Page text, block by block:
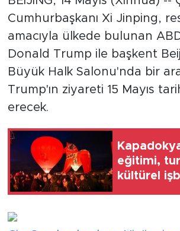
Cumhurbaşkanı Xi Jinping,
amacıyla ülkede bulunan
Donald Trump ile başkent
Büyük Halk Salonu'nda bir
Trump'ın ziyareti 15 Mayıs
erecek.
eğitimi,
kültürel
Xinhua
Xinhua Türkiye
Seyahat